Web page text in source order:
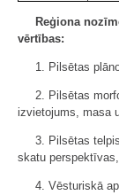
Reģiona
vērtības:
1. Pilsētas
2. Pilsētas
izvietojums, masa
3. Pilsētas
skatu
4. Vēsturiskā